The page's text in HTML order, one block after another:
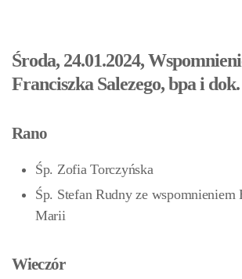
Środa, 24.01.2024,
Franciszka Salezego, bpa i
Rano
Śp. Zofia Torczyńska
Śp. Stefan Rudny ze
Marii
Wieczór